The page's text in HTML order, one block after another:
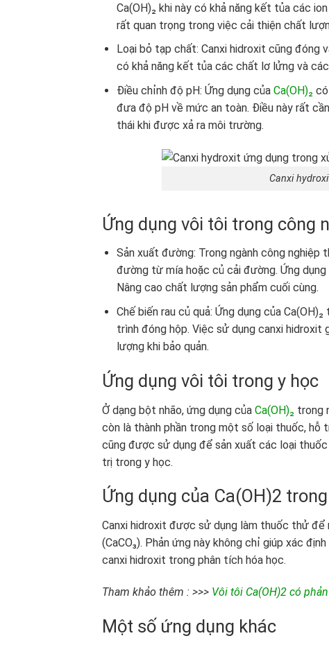
Ca(OH)₂ khi này có khả năng kết tủa các
rất quan trọng trong việc cải thiện chất
Loại bỏ tạp chất: Canxi hidroxit cũng
có khả năng kết tủa các chất lơ lửng và
Điều chỉnh độ pH: Ứng dụng của Ca(OH)₂
đưa độ pH về mức an toàn. Điều này rất
thái khi được xả ra môi trường.
Canxi
Ứng dụng vôi tôi trong công
Sản xuất đường: Trong ngành công
đường từ mía hoặc củ cải đường. Ứng
Nâng cao chất lượng sản phẩm cuối cùng.
Chế biến rau củ quả: Ứng dụng của
trình đóng hộp. Việc sử dụng canxi
lượng khi bảo quản.
Ứng dụng vôi tôi trong y học
Ở dạng bột nhão, ứng dụng của Ca(OH)₂ trong
còn là thành phần trong một số loại thuốc, hỗ
cũng được sử dụng để sản xuất các loại
trị trong y học.
Ứng dụng của Ca(OH)2
Canxi hidroxit được sử dụng làm thuốc thử để
(CaCO₃). Phản ứng này không chỉ giúp xác
canxi hidroxit trong phân tích hóa học.
Tham khảo thêm : >>> Vôi tôi Ca(OH)2 có
Một số ứng dụng khác